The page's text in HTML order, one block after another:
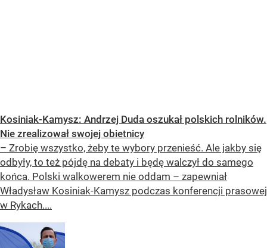
Kosiniak-Kamysz: Andrzej Duda oszukał polskich rolników.
Nie zrealizował swojej obietnicy
– Zrobię wszystko, żeby te wybory przenieść. Ale jakby się
odbyły, to też pójdę na debaty i będę walczył do samego
końca. Polski walkowerem nie oddam – zapewniał
Władysław Kosiniak-Kamysz podczas konferencji prasowej
w Rykach....